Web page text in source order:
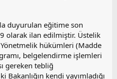
duyurulan eğitime son
olarak ilan edilmiştir. Üstelik
hükümleri (Madde
belgelendirme işlemleri
gereken tebliğ
Bakanlığın kendi yayımladığı